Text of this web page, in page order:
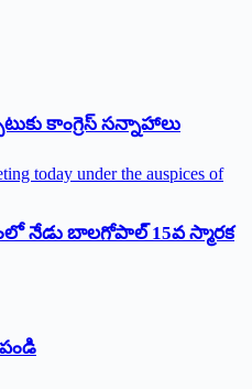
కాంగ్రెస్‌ ‌సన్నాహాలు
నేడు బాలగోపాల్‌ 15వ స్మారక